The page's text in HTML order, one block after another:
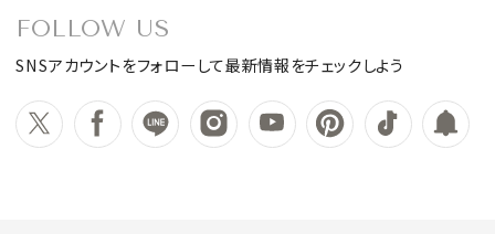
FOLLOW US
SNSアカウントをフォローして最新情報をチェックしよう